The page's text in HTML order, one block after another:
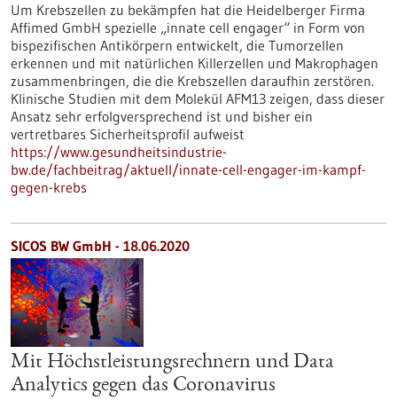
Um Krebszellen zu bekämpfen hat die Heidelberger Firma
Affimed GmbH spezielle „innate cell engager“ in Form von
bispezifischen Antikörpern entwickelt, die Tumorzellen
erkennen und mit natürlichen Killerzellen und Makrophagen
zusammenbringen, die die Krebszellen daraufhin zerstören.
Klinische Studien mit dem Molekül AFM13 zeigen, dass dieser
Ansatz sehr erfolgversprechend ist und bisher ein
vertretbares Sicherheitsprofil aufweist
https://www.gesundheitsindustrie-
bw.de/fachbeitrag/aktuell/innate-cell-engager-im-kampf-
gegen-krebs
SICOS BW GmbH - 18.06.2020
Mit Höchstleistungsrechnern und Data
Analytics gegen das Coronavirus